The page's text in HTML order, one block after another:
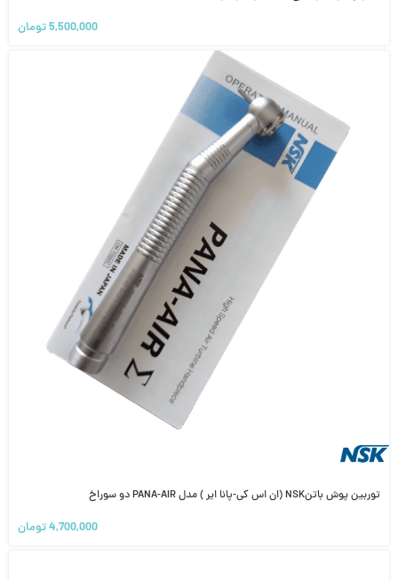
5,500,000تومان
توربین پوش باتنNSK (ان اس کی-پانا ایر ) مدل PANA-AIR دو سوراخ
4,700,000تومان